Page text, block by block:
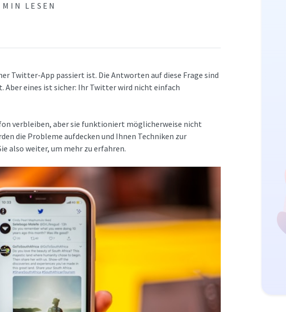
MIN LESEN
Twitter-App passiert ist. Die Antworten auf diese Frage sind
eines ist sicher: Ihr Twitter wird nicht einfach
verbleiben, aber sie funktioniert möglicherweise nicht
die Probleme aufdecken und Ihnen Techniken zur
also weiter, um mehr zu erfahren.